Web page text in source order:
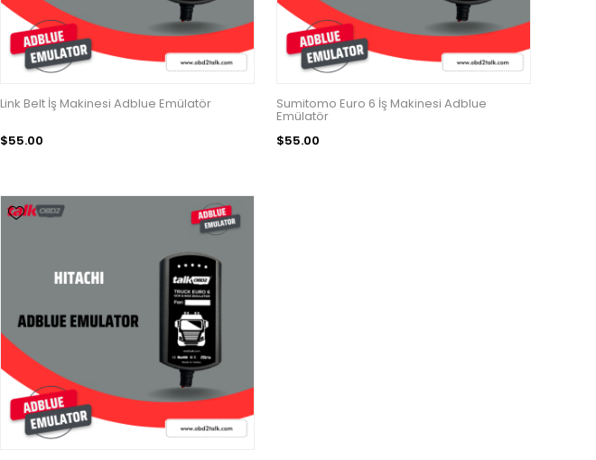
Link Belt İş Makinesi Adblue Emülatör
$55.00
Sumitomo Euro 6 İş Makinesi Adblue
Emülatör
$55.00